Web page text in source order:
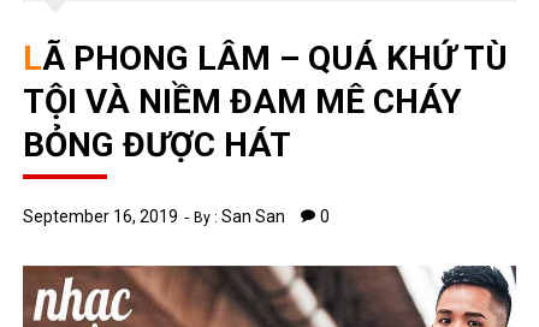
LÃ PHONG LÂM – QUÁ KHỨ TÙ
TỘI VÀ NIỀM ĐAM MÊ CHÁY
BỎNG ĐƯỢC HÁT
September 16, 2019 By :San San 0